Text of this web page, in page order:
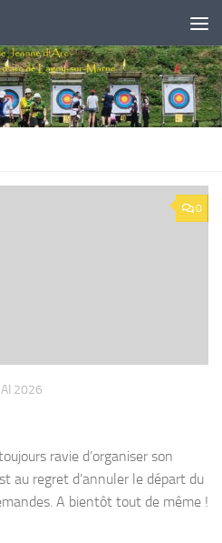
0
2026
ravie d’organiser son
au regret d’annuler le départ du
A bientôt tout de même !